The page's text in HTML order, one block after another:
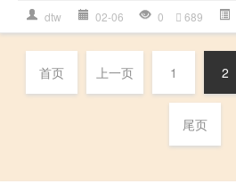
dtw 02-06 0 689
首页 上一页 1 2
尾页